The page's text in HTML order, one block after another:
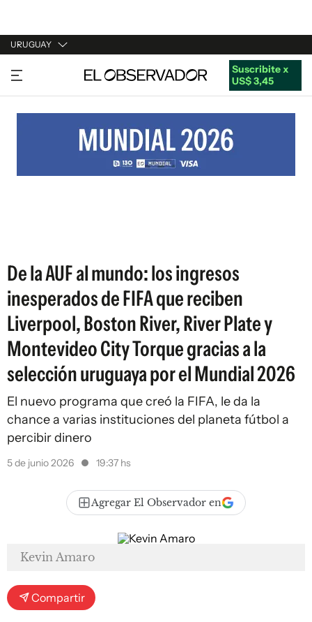
URUGUAY
URUGUAY
ARGENTINA
ESTADOS UNIDOS
Suscribite x
US$ 3,45
De la AUF al mundo: los ingresos
inesperados de FIFA que reciben
Liverpool, Boston River, River Plate y
Montevideo City Torque gracias a la
selección uruguaya por el Mundial 2026
El nuevo programa que creó la FIFA, le da la
chance a varias instituciones del planeta fútbol a
percibir dinero
5 de junio 2026 19:37 hs
Agregar El Observador en
Kevin Amaro
Compartir